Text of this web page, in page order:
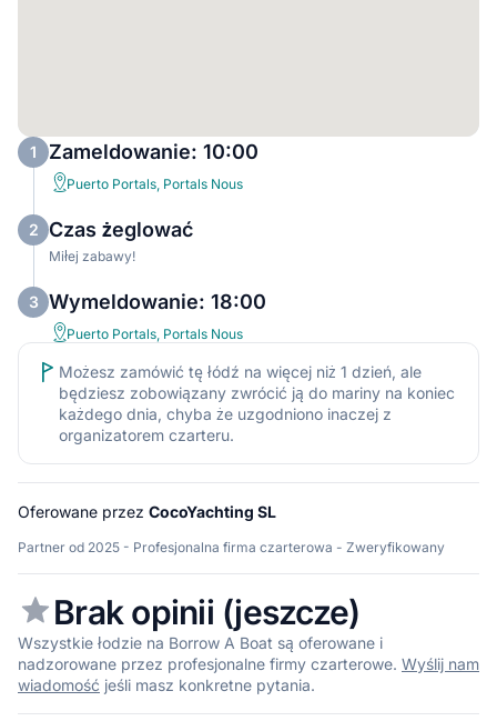
1 Zameldowanie: 10:00
Puerto Portals, Portals Nous
2 Czas żeglować
Miłej zabawy!
3 Wymeldowanie: 18:00
Puerto Portals, Portals Nous
Możesz zamówić tę łódź na więcej niż 1 dzień, ale
będziesz zobowiązany zwrócić ją do mariny na koniec
każdego dnia, chyba że uzgodniono inaczej z
organizatorem czarteru.
Oferowane przez CocoYachting SL
Partner od 2025 - Profesjonalna firma czarterowa - Zweryfikowany
Brak opinii (jeszcze)
Wszystkie łodzie na Borrow A Boat są oferowane i
nadzorowane przez profesjonalne firmy czarterowe. Wyślij nam
wiadomość jeśli masz konkretne pytania.